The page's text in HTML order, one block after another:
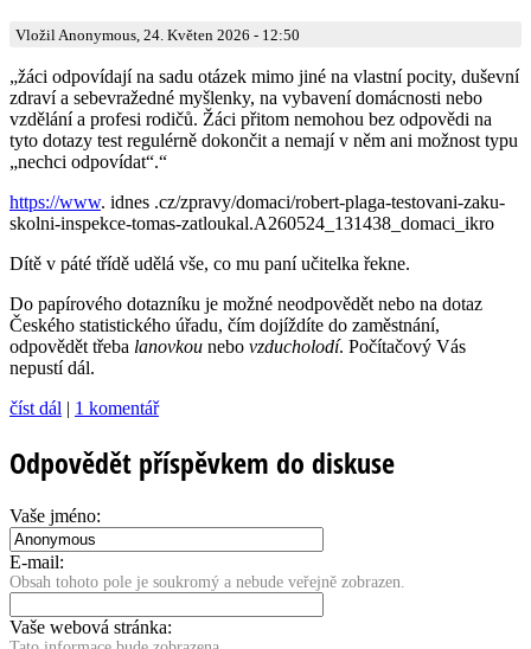
Vložil Anonymous, 24. Květen 2026 - 12:50
„žáci odpovídají na sadu otázek mimo jiné na vlastní pocity, duševní
zdraví a sebevražedné myšlenky, na vybavení domácnosti nebo
vzdělání a profesi rodičů. Žáci přitom nemohou bez odpovědi na
tyto dotazy test regulérně dokončit a nemají v něm ani možnost typu
„nechci odpovídat“.“
https://www. idnes .cz/zpravy/do­maci/robert-plaga-testovani-zaku-
skolni-inspekce-tomas-zatloukal.A260524_131­438_domaci_ikro
Dítě v páté třídě udělá vše, co mu paní učitelka řekne.
Do papírového dotazníku je možné neodpovědět nebo na dotaz
Českého statistického úřadu, čím dojíždíte do zaměstnání,
odpovědět třeba lanovkou nebo vzducholodí. Počítačový Vás
nepustí dál.
číst dál | 1 komentář
Odpovědět příspěvkem do diskuse
Vaše jméno:
E-mail:
Obsah tohoto pole je soukromý a nebude veřejně zobrazen.
Vaše webová stránka: